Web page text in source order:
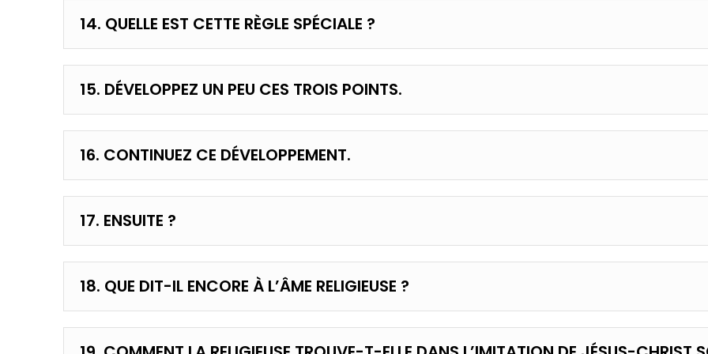
14. QUELLE EST CETTE RÈGLE SPÉCIALE ?
15. DÉVELOPPEZ UN PEU CES TROIS POINTS.
16. CONTINUEZ CE DÉVELOPPEMENT.
17. ENSUITE ?
18. QUE DIT-IL ENCORE À L’ÂME RELIGIEUSE ?